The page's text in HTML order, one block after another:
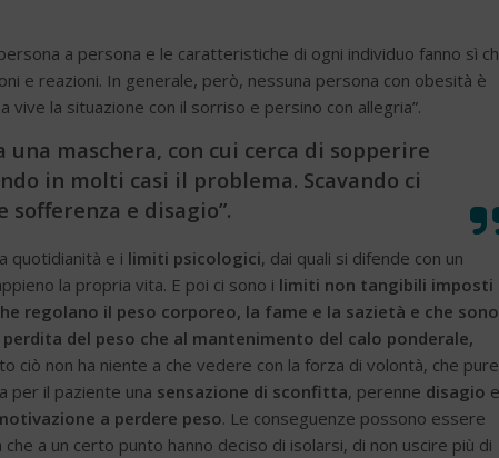
a persona e le caratteristiche di ogni individuo fanno sì
e reazioni. In generale, però, nessuna persona con obesità è
la situazione con il sorriso e persino con allegria”.
una maschera, con cui cerca di sopperire
in molti casi il problema. Scavando ci
sofferenza e disagio”.
quotidianità e i limiti psicologici, dai quali si difende con un
la propria vita. E poi ci sono i limiti non tangibili imposti
regolano il peso corporeo, la fame e la sazietà e che sono
del peso che al mantenimento del calo ponderale,
ciò non ha niente a che vedere con la forza di volontà, che pure
per il paziente una sensazione di sconfitta, perenne disagio e
a perdere peso. Le conseguenze possono essere
a un certo punto hanno deciso di isolarsi, di non uscire più di